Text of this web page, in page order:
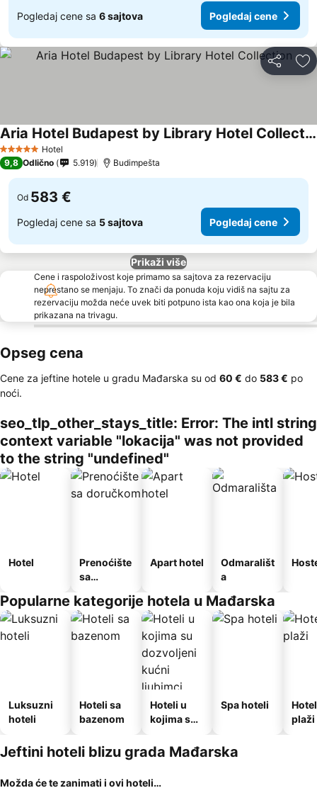
Pogledaj cene sa 6 sajtova Pogledaj cene
Deli
5 ZvezdiceHotel
Aria Hotel Budapest by Library Hotel Collection
9,8 Odlično 5.919 Budimpešta
Od 583 €
Pogledaj cene sa 5 sajtova Pogledaj cene
Prikaži više
Cene i raspoloživost koje primamo sa sajtova za rezervaciju
neprestano se menjaju. To znači da ponuda koju vidiš na sajtu za
rezervaciju možda neće uvek biti potpuno ista kao ona koja je bila
prikazana na trivagu.
Opseg cena
Cene za jeftine hotele u gradu Mađarska su od ‎60 € do ‎583 € po
noći.
seo_tlp_other_stays_title: Error: The intl string
context variable "lokacija" was not provided
to the string "undefined"
Hotel
Prenoćište
sa
Apart hotel
Odmarališt
a
Popularne kategorije hotela u Mađarska
Luksuzni
hoteli
Hoteli sa
bazenom
Hoteli u
kojima su
kućni
ljubimci
Spa hoteli
plaži
Jeftini hoteli blizu grada Mađarska
Možda će te zanimati i ovi hoteli…